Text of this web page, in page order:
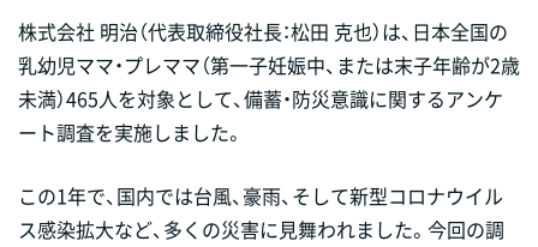
株式会社 明治（代表取締役社長：松田 克也）は、日本全国の
乳幼児ママ・プレママ（第一子妊娠中、または末子年齢が2歳
未満）465人を対象として、備蓄・防災意識に関するアンケ
ート調査を実施しました。
この1年で、国内では台風、豪雨、そして新型コロナウイル
ス感染拡大など、多くの災害に見舞われました。今回の調